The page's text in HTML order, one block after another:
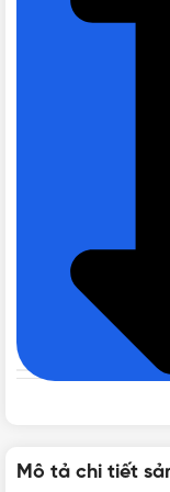
Panasonic 3P
DÒNG SẢN PHẨM
Mô tả chi tiết